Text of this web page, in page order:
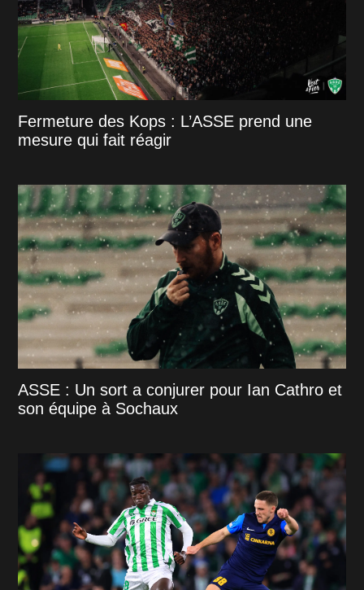
Fermeture des Kops : L’ASSE prend une
mesure qui fait réagir
ASSE : Un sort a conjurer pour Ian Cathro et
son équipe à Sochaux